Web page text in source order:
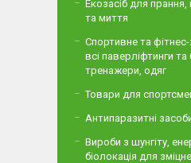
Екозасіб для
та миття
Спортивне та
всі паверліфтинги та
тренажери, одяг
Товари для
Антипаразитні
Вироби з шунгіту,
біолокація для